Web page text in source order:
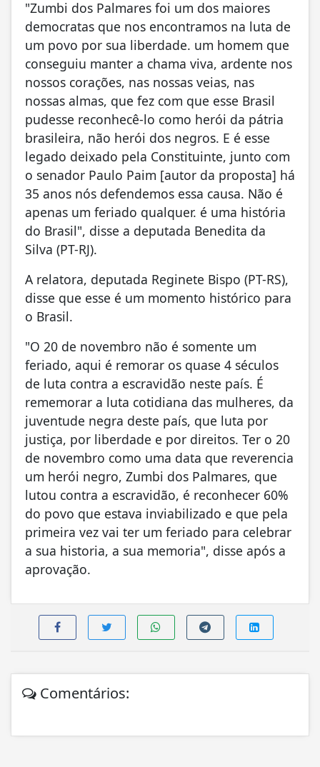
"Zumbi dos Palmares foi um dos maiores
democratas que nos encontramos na luta de
um povo por sua liberdade. um homem que
conseguiu manter a chama viva, ardente nos
nossos corações, nas nossas veias, nas
nossas almas, que fez com que esse Brasil
pudesse reconhecê-lo como herói da pátria
brasileira, não herói dos negros. E é esse
legado deixado pela Constituinte, junto com
o senador Paulo Paim [autor da proposta] há
35 anos nós defendemos essa causa. Não é
apenas um feriado qualquer. é uma história
do Brasil", disse a deputada Benedita da
Silva (PT-RJ).
A relatora, deputada Reginete Bispo (PT-RS),
disse que esse é um momento histórico para
o Brasil.
"O 20 de novembro não é somente um
feriado, aqui é remorar os quase 4 séculos
de luta contra a escravidão neste país. É
rememorar a luta cotidiana das mulheres, da
juventude negra deste país, que luta por
justiça, por liberdade e por direitos. Ter o 20
de novembro como uma data que reverencia
um herói negro, Zumbi dos Palmares, que
lutou contra a escravidão, é reconhecer 60%
do povo que estava inviabilizado e que pela
primeira vez vai ter um feriado para celebrar
a sua historia, a sua memoria", disse após a
aprovação.
Comentários: